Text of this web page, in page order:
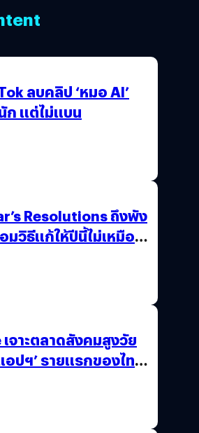
ลบคลิป ‘หมอ AI’
ก แต่ไม่แบน
Resolutions ถึงพัง
มวิธีแก้ให้ปีนี้ไม่เหมือน
จาะตลาดสังคมสูงวัย
อปฯ’ รายแรกของไทย